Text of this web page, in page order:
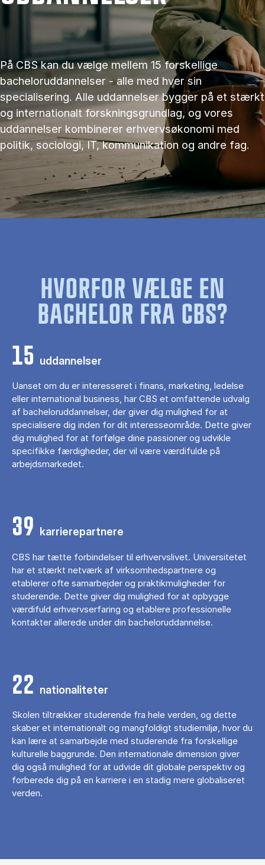
På CBS kan du vælge mellem 15 forskellige
bacheloruddannelser - alle med hver sin
specialisering. Alle uddannelser bygger på et stærkt
og internationalt forskningsgrundlag, og vores
uddannelser kombinerer erhvervsøkonomi med
politik, sociologi, IT, kommunikation og andre fag.
HVORFOR VÆLGE EN
BACHELOR FRA CBS?
15 uddannelser
Uanset om du er interesseret i finans, marketing, ledelse
eller international business, har CBS et omfattende udvalg
af bacheloruddannelser, der giver dig mulighed for at
specialisere dig inden for dit interesseområde. Dette giver
dig mulighed for at forfølge dine passioner og udvikle
specifikke færdigheder, der vil være værdifulde på
arbejdsmarkedet.
39 karrierepartnere
CBS har tætte forbindelser til erhvervslivet. Universitetet
har et stærkt netværk af virksomhedspartnere og
etablerer ofte samarbejder og praktikmuligheder for
studerende. Dette giver dig mulighed for at opbygge
værdifuld erhvervserfaring og etablere professionelle
kontakter allerede under din bacheloruddannelse.
22 nationaliteter
Skolen tiltrækker studerende fra hele verden, og dette
skaber et internationalt og mangfoldigt studiemiljø, hvor du
kan lære at samarbejde med studerende fra forskellige
kulturelle baggrunde. Den internationale dimension giver
dig også mulighed for at udvide dit globale perspektiv og
forberede dig på en karriere i en stadig mere globaliseret
verden.